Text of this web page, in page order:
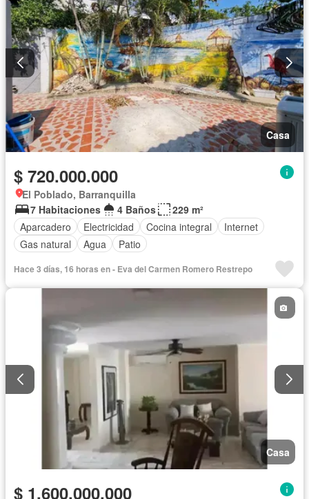
Casa
$ 720.000.000
El Poblado, Barranquilla
7 Habitaciones
4 Baños
229 m²
Aparcadero
Electricidad Cocina integral
Internet
Gas natural
Agua Patio
Hace 3 días, 16 horas en - Eva del Carmen Romero Restrepo
Casa
$ 1.600.000.000